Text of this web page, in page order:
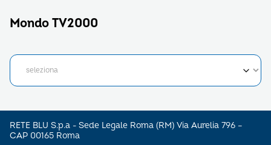
Mondo TV2000
RETE BLU S.p.a - Sede Legale Roma (RM) Via Aurelia 796 –
CAP 00165 Roma